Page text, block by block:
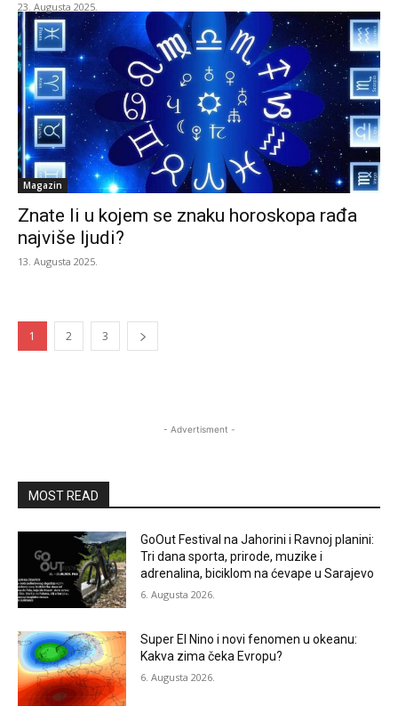
23. Augusta 2025.
Magazin
Znate li u kojem se znaku horoskopa rađa
najviše ljudi?
13. Augusta 2025.
1 2 3
- Advertisment -
MOST READ
GoOut Festival na Jahorini i Ravnoj planini:
Tri dana sporta, prirode, muzike i
adrenalina, biciklom na ćevape u Sarajevo
6. Augusta 2026.
Super El Nino i novi fenomen u okeanu:
Kakva zima čeka Evropu?
6. Augusta 2026.